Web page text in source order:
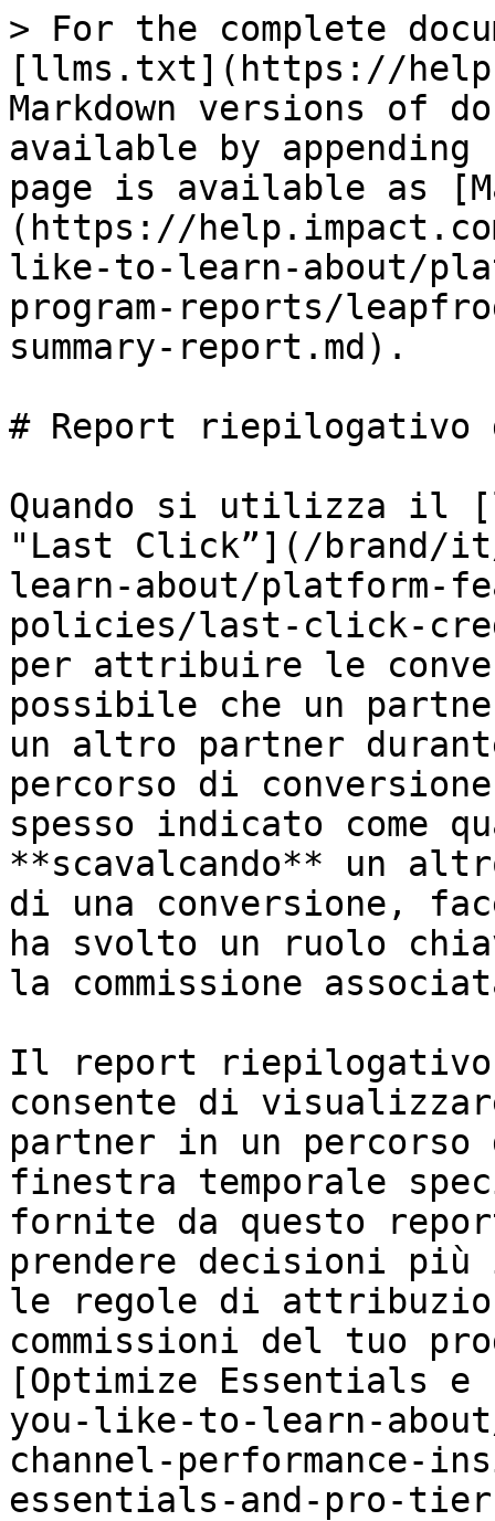
> For the complete
[llms.txt](https://
Markdown versions of
available by
page is available as
(https://
like-to-learn-about/
program-reports/
summary-report.md).
# Report riepilogativo
Quando si utilizza il
"Last Click”](/brand/
learn-about/platform-
policies/last-click-
per attribuire le
possibile che un
un altro partner
percorso di
spesso indicato come
**scavalcando** un
di una conversione,
ha svolto un ruolo
la commissione
Il report riepilogativo
consente di
partner in un percorso
finestra temporale
fornite da questo
prendere decisioni più
le regole di
commissioni del tuo
[Optimize Essentials
you-like-to-learn-
channel-performance-
essentials-and-pro-